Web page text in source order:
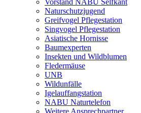
Vorstand NABU Selfkant
Naturschutzjugend
Greifvogel Pflegestation
Singvogel Pflegestation
Asiatische Hornisse
Baumexperten
Insekten und Wildblumen
Fledermäuse
UNB
Wildunfälle
Igelauffangstation
NABU Naturtelefon
Weitere Ansprechpartner